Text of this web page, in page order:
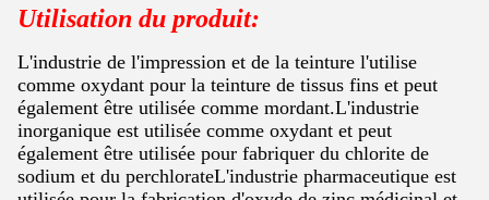
Utilisation du produit:
L'industrie de l'impression et de la teinture l'utilise
comme oxydant pour la teinture de tissus fins et peut
également être utilisée comme mordant.L'industrie
inorganique est utilisée comme oxydant et peut
également être utilisée pour fabriquer du chlorite de
sodium et du perchlorateL'industrie pharmaceutique est